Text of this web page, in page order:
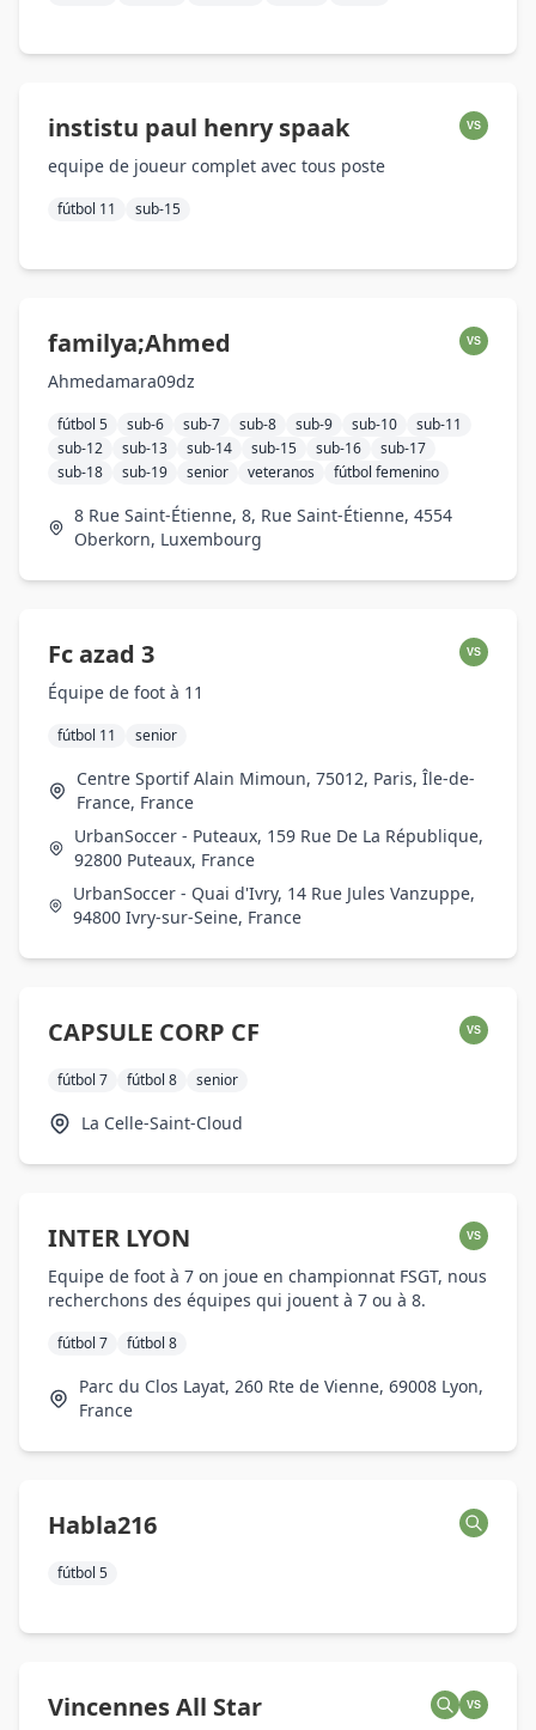
instistu paul henry spaak VS
equipe de joueur complet avec tous poste
fútbol 11 sub-15
familya;Ahmed VS
Ahmedamara09dz
fútbol 5 sub-6 sub-7 sub-8 sub-9 sub-10
sub-11
sub-12
sub-13 sub-14 sub-15 sub-16
sub-17
sub-18
sub-19 senior veteranos fútbol femenino
8 Rue Saint-Étienne, 8, Rue Saint-Étienne, 4554
Oberkorn, Luxembourg
Fc azad 3 VS
Équipe de foot à 11
fútbol 11 senior
Centre Sportif Alain Mimoun, 75012, Paris, Île-de-
France, France
UrbanSoccer - Puteaux, 159 Rue De La République,
92800 Puteaux, France
UrbanSoccer - Quai d'Ivry, 14 Rue Jules Vanzuppe,
94800 Ivry-sur-Seine, France
CAPSULE CORP CF VS
fútbol 7 fútbol 8 senior
La Celle-Saint-Cloud
INTER LYON VS
Equipe de foot à 7 on joue en championnat FSGT, nous
recherchons des équipes qui jouent à 7 ou à 8.
fútbol 7 fútbol 8
Parc du Clos Layat, 260 Rte de Vienne, 69008 Lyon,
France
Habla216
fútbol 5
Vincennes All Star VS